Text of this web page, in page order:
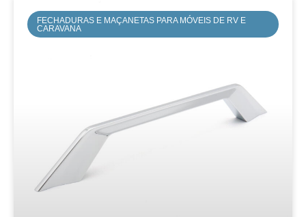
FECHADURAS E MAÇANETAS PARA MÓVEIS DE RV E
CARAVANA